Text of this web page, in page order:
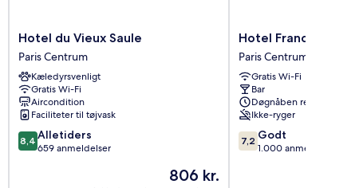
Hotel
du
Vieux
Saule
Paris
Centrum
Hotel du Vieux Saule
Paris Centrum
Kæledyrsvenligt
Gratis Wi-Fi
Aircondition
Faciliteter til tøjvask
8.4
ud
8,4 Alletiders
659 anmeldelser
Prisen
806 kr.
Hotel
France
Louvre
Paris
Centrum
Hotel France Louvre
Paris Centrum
Gratis Wi-Fi
Bar
Døgnåben reception
Ikke-ryger
7.2
ud
7,2 Godt
1.000 anmeldelser